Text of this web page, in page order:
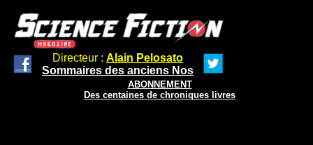
Directeur : Alain Pelosato
Sommaires des anciens Nos
ABONNEMENT
Des centaines de chroniques livres